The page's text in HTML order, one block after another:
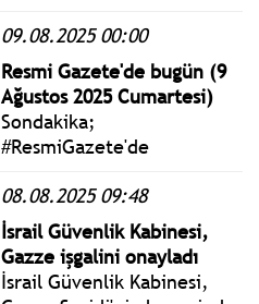
2018'den beri Trump ile
görüşmeyen Rus mevkidaşı
ile ilişkilerinde önemli bir
dönüm noktası oldu.
09.08.2025 00:00
Resmi Gazete'de bugün (9
Ağustos 2025 Cumartesi)
Sondakika;
#ResmiGazete'de
Cumartesi yönetmelik,
genelge ve tebliğler
takip edebilirsiniz.
08.08.2025 09:48
İsrail Güvenlik Kabinesi,
Gazze işgalini onayladı
İsrail Güvenlik Kabinesi,